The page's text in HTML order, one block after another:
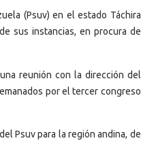
(Psuv) en el estado Táchira
sus instancias, en procura de
reunión con la dirección del
por el tercer congreso
Psuv para la región andina, de